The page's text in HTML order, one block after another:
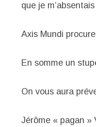
que je
Axis Mundi
En somme un
On vous aura
Jérôme « pagan »